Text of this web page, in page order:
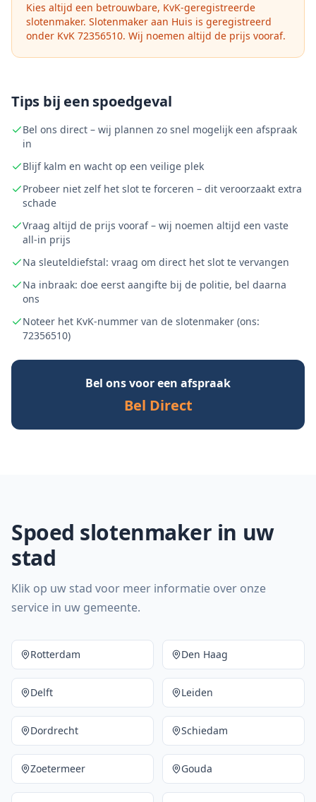
Kies altijd een betrouwbare, KvK-geregistreerde
slotenmaker. Slotenmaker aan Huis is geregistreerd
onder KvK 72356510. Wij noemen altijd de prijs vooraf.
Tips bij een spoedgeval
Bel ons direct – wij plannen zo snel mogelijk een afspraak
in
Blijf kalm en wacht op een veilige plek
Probeer niet zelf het slot te forceren – dit veroorzaakt extra
schade
Vraag altijd de prijs vooraf – wij noemen altijd een vaste
all-in prijs
Na sleuteldiefstal: vraag om direct het slot te vervangen
Na inbraak: doe eerst aangifte bij de politie, bel daarna
ons
Noteer het KvK-nummer van de slotenmaker (ons:
72356510)
Bel ons voor een afspraak
Bel Direct
Spoed slotenmaker in uw
stad
Klik op uw stad voor meer informatie over onze
service in uw gemeente.
Rotterdam Den Haag
Delft Leiden
Dordrecht Schiedam
Zoetermeer Gouda